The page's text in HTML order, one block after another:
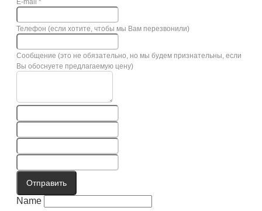
E-mail *
Телефон (если хотите, чтобы мы Вам перезвонили)
Сообщение (это не обязательно, но мы будем признательны, если
Вы обоснуете предлагаемую цену)
Отправить
Name